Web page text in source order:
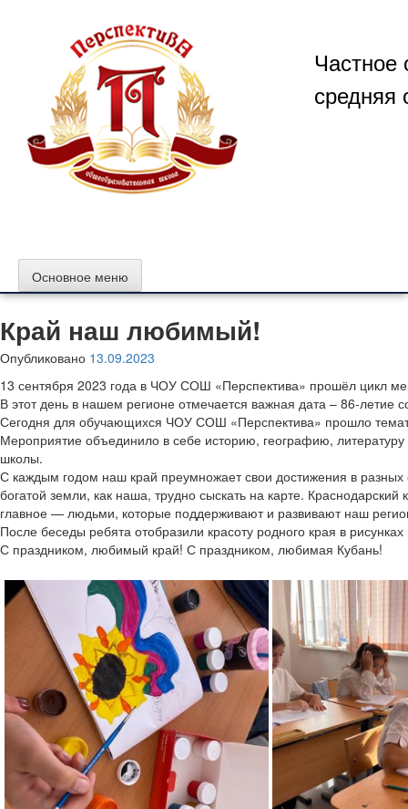
содержимому
Частное
средняя
Основное меню
Край наш любимый!
Опубликовано 13.09.2023
13 сентября 2023 года в ЧОУ СОШ «Перспектива» прошёл цикл
В этот день в нашем регионе отмечается важная дата – 86-летие
Сегодня для обучающихся ЧОУ СОШ «Перспектива» прошло
Мероприятие объединило в себе историю, географию,
школы.
С каждым годом наш край преумножает свои достижения в разных
богатой земли, как наша, трудно сыскать на карте.
главное — людьми, которые поддерживают и развивают наш
После беседы ребята отобразили красоту родного края в
С праздником, любимый край! С праздником, любимая Кубань!